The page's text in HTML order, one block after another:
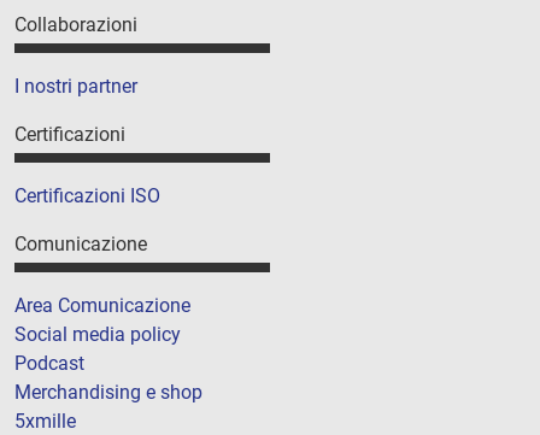
Collaborazioni
I nostri partner
Certificazioni
Certificazioni ISO
Comunicazione
Area Comunicazione
Social media policy
Podcast
Merchandising e shop
5xmille